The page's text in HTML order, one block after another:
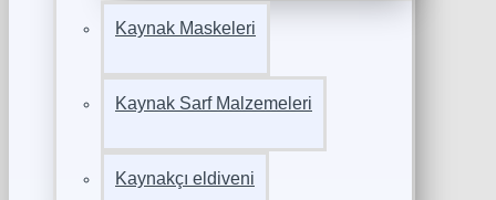
Kaynak Maskeleri
Kaynak Sarf Malzemeleri
Kaynakçı eldiveni